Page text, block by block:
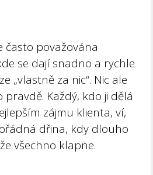
často považována
se dají snadno a rychle
„vlastně za nic“. Nic ale
Každý, kdo ji dělá
zájmu klienta, ví,
dřina, kdy dlouho
všechno klapne.